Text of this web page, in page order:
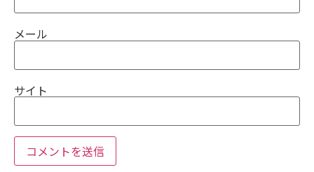
メール
サイト